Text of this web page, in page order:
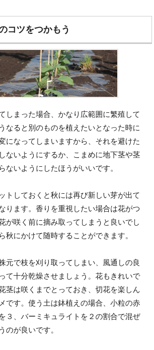
コツをつかもう
しまった場合、かなり広範囲に繁殖して
なると別のものを植えたいとなった時に
になってしまいますから、それを避けた
ないようにするか、こまめに地下茎や茎
ないようにしたほうがいいです。
トしておくと秋には再び新しい芽が出て
ります。香りを重視したい場合は花がつ
が咲く前に摘み取ってしまうと良いでし
秋にかけて随時することができます。
元で枝を刈り取ってしまい、風通しの良
て十分乾燥させましょう。花もきれいで
茎は咲くまでとっておき、切花を楽しん
です。使う土は鉢植えの場合、小粒の赤
３、バーミキュライトを２の割合で混ぜ
のが良いです。